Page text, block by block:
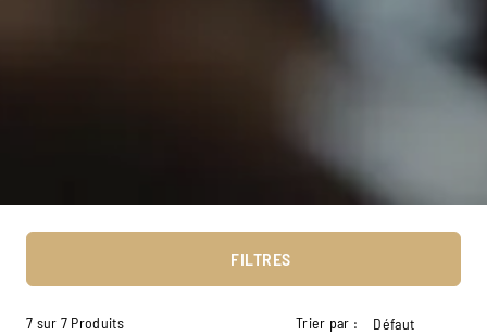
FILTRES
7 sur 7 Produits Trier par : Défaut